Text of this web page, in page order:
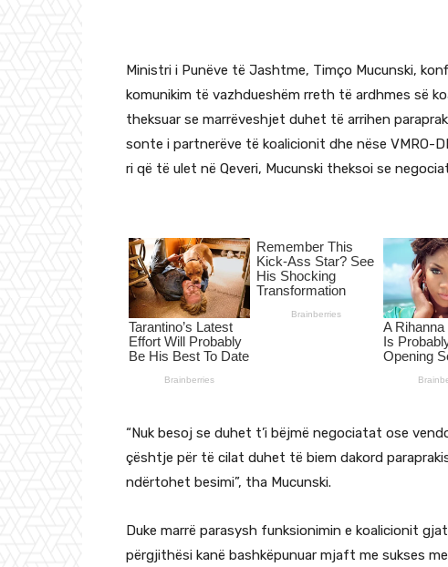
Ministri i Punëve të Jashtme, Timço Mucunski,
komunikim të vazhdueshëm rreth të ardhmes së
theksuar se marrëveshjet duhet të arrihen
sonte i partnerëve të koalicionit dhe nëse VMRO-
ri që të ulet në Qeveri, Mucunski theksoi se
“Nuk besoj se duhet t’i bëjmë negociatat ose
çështje për të cilat duhet të biem dakord
ndërtohet besimi”, tha Mucunski.
Duke marrë parasysh funksionimin e koalicionit
përgjithësi kanë bashkëpunuar mjaft me sukses